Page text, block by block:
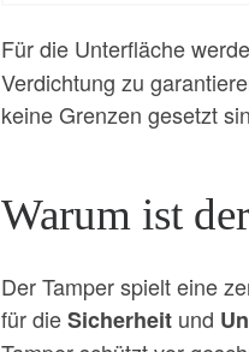
Für die Unterfläche
Verdichtung zu
keine Grenzen gesetzt
Warum ist
Der Tamper spielt eine
für dieSicherheit und